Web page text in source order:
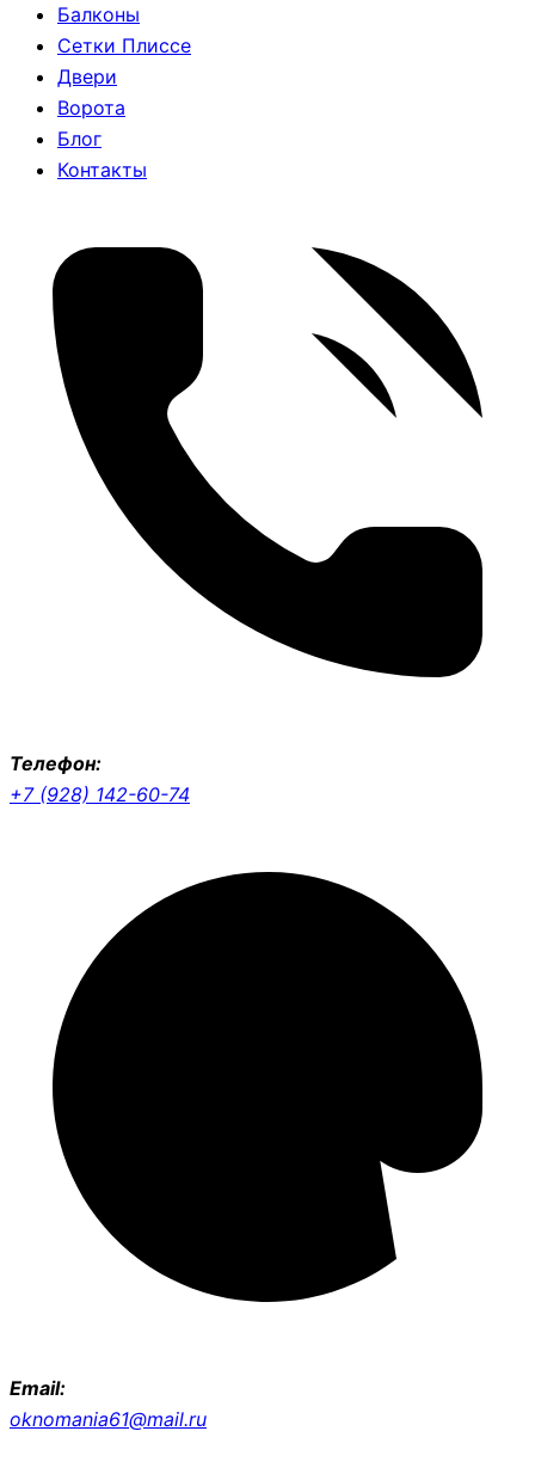
Балконы
Сетки Плиссе
Двери
Ворота
Блог
Контакты
Телефон:
+7 (928) 142-60-74
Email:
oknomania61@mail.ru